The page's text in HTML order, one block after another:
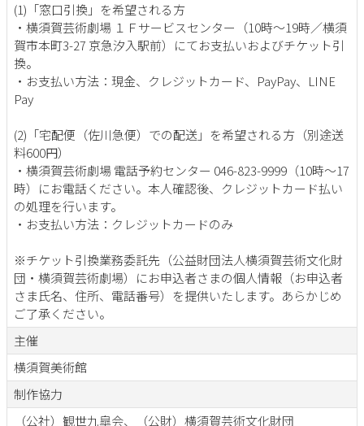
(1)「窓口引換」を希望される方
・横須賀芸術劇場 １Ｆサービスセンター（10時～19時／横須
賀市本町3-27 京急汐入駅前）にてお支払いおよびチケット引
換。
・お支払い方法：現金、クレジットカード、PayPay、LINE
Pay
(2)「宅配便（佐川急便）での配送」を希望される方（別途送
料600円）
・横須賀芸術劇場 電話予約センター 046-823-9999（10時～17
時）にお電話ください。本人確認後、クレジットカード払い
の処理を行います。
・お支払い方法：クレジットカードのみ
※チケット引換業務委託先（公益財団法人横須賀芸術文化財
団・横須賀芸術劇場）にお申込者さまの個人情報（お申込者
さま氏名、住所、電話番号）を提供いたします。あらかじめ
ご了承ください。
主催
横須賀美術館
制作協力
（公社）観世九皐会、（公財）横須賀芸術文化財団